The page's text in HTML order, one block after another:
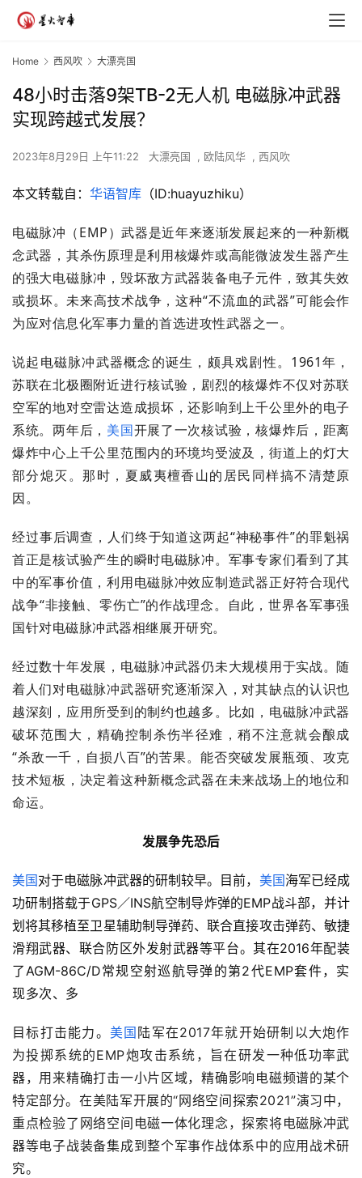
Home 西风吹 大漂亮国
48小时击落9架TB-2无人机 电磁脉冲武器
实现跨越式发展？
2023年8月29日 上午11:22 大漂亮国 , 欧陆风华 , 西风吹
本文转载自： 华语智库 （ID:huayuzhiku）
电磁脉冲（EMP）武器是近年来逐渐发展起来的一种新概
念武器，其杀伤原理是利用核爆炸或高能微波发生器产生
的强大电磁脉冲，毁坏敌方武器装备电子元件，致其失效
或损坏。未来高技术战争，这种“不流血的武器”可能会作
为应对信息化军事力量的首选进攻性武器之一。
说起电磁脉冲武器概念的诞生，颇具戏剧性。1961年，
苏联在北极圈附近进行核试验，剧烈的核爆炸不仅对苏联
空军的地对空雷达造成损坏，还影响到上千公里外的电子
系统。两年后， 美国开展了一次核试验，核爆炸后，距离
爆炸中心上千公里范围内的环境均受波及，街道上的灯大
部分熄灭。那时，夏威夷檀香山的居民同样搞不清楚原
因。
经过事后调查，人们终于知道这两起“神秘事件”的罪魁祸
首正是核试验产生的瞬时电磁脉冲。军事专家们看到了其
中的军事价值，利用电磁脉冲效应制造武器正好符合现代
战争“非接触、零伤亡”的作战理念。自此，世界各军事强
国针对电磁脉冲武器相继展开研究。
经过数十年发展，电磁脉冲武器仍未大规模用于实战。随
着人们对电磁脉冲武器研究逐渐深入，对其缺点的认识也
越深刻，应用所受到的制约也越多。比如，电磁脉冲武器
破坏范围大，精确控制杀伤半径难，稍不注意就会酿成
“杀敌一千，自损八百”的苦果。能否突破发展瓶颈、攻克
技术短板，决定着这种新概念武器在未来战场上的地位和
命运。
发展争先恐后
美国对于电磁脉冲武器的研制较早。目前， 美国海军已经成
功研制搭载于GPS／INS航空制导炸弹的EMP战斗部，并计
划将其移植至卫星辅助制导弹药、联合直接攻击弹药、敏捷
滑翔武器、联合防区外发射武器等平台。其在2016年配装
了AGM-86C/D常规空射巡航导弹的第2代EMP套件，实
现多次、多
目标打击能力。 美国 陆军在2017年就开始研制以大炮作
为投掷系统的EMP炮攻击系统，旨在研发一种低功率武
器，用来精确打击一小片区域，精确影响电磁频谱的某个
特定部分。在美陆军开展的“网络空间探索2021”演习中，
重点检验了网络空间电磁一体化理念，探索将电磁脉冲武
器等电子战装备集成到整个军事作战体系中的应用战术研
究。